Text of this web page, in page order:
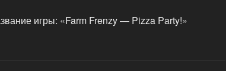
игры: «Farm Frenzy — Pizza Party!»